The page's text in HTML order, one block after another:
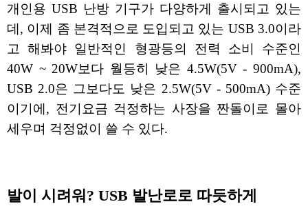
개인용 USB 난방 기구가 다양하게 출시되고 있는
데, 이제 좀 본격적으로 도입되고 있는 USB 3.0이라
고 해봐야 일반적인 형광등의 전력 소비 수준인
40W ~ 20W보다 월등히 낮은 4.5W(5V - 900mA),
USB 2.0은 그보다도 낮은 2.5W(5V - 500mA) 수준
이기에, 전기요금 걱정하는 사장을 짠돌이로 몰아
세우며 걱정없이 쓸 수 있다.
발이 시려워? USB 발난로로 따듯하게